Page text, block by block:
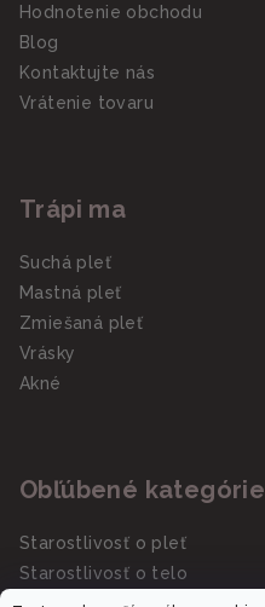
Hodnotenie obchodu
Blog
Kontaktujte nás
Vrátenie tovaru
Trápi ma
Suchá pleť
Mastná pleť
Zmiešaná pleť
Vrásky
Akné
Obľúbené kategórie
Starostlivosť o pleť
Starostlivosť o telo
Slnečná starostlivosť SPF